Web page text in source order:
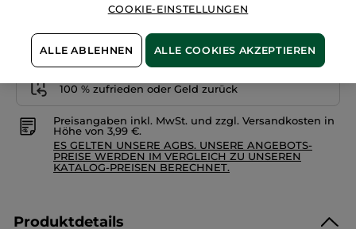
Lieferung zwischen dem 11/08 und dem 12/08
Sichere Zahlung
100 % zufrieden oder Geld zurück
Preisangaben inkl. MwSt. und zzgl. Versandkosten in
Höhe von 3,99 €.
ES GELTEN UNSERE AGBS. UNSERE ANGEBOTS-
PREISE WERDEN IM VERGLEICH ZU UNSEREN
KATALOG-PREISEN BERECHNET.
Produktdetails
COOKIE-EINSTELLUNGEN
ALLE ABLEHNEN ALLE COOKIES AKZEPTIEREN